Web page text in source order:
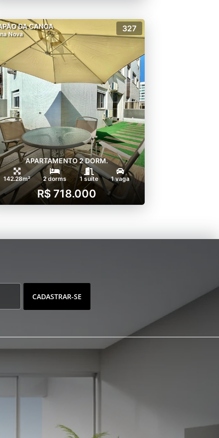
DA CANOA
Nova
327
APARTAMENTO 2 DORM.
142.28m² 2 dorms 1 suíte 1 vaga
R$ 718.000
CADASTRAR-SE